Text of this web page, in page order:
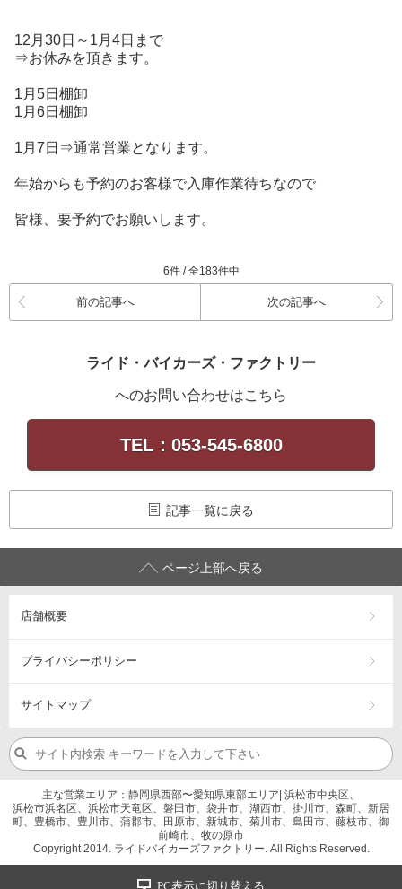
12月30日～1月4日まで
⇒お休みを頂きます。
1月5日棚卸
1月6日棚卸
1月7日⇒通常営業となります。
年始からも予約のお客様で入庫作業待ちなので
皆様、要予約でお願いします。
6件 / 全183件中
前の記事へ 次の記事へ
ライド・バイカーズ・ファクトリー
へのお問い合わせはこちら
TEL：053-545-6800
記事一覧に戻る
ページ上部へ戻る
店舗概要
プライバシーポリシー
サイトマップ
主な営業エリア：静岡県西部〜愛知県東部エリア| 浜松市中央区、
浜松市浜名区、浜松市天竜区、磐田市、袋井市、湖西市、掛川市、森町、新居
町、豊橋市、豊川市、蒲郡市、田原市、新城市、菊川市、島田市、藤枝市、御
前崎市、牧の原市
Copyright 2014. ライドバイカーズファクトリー. All Rights Reserved.
PC表示に切り替える